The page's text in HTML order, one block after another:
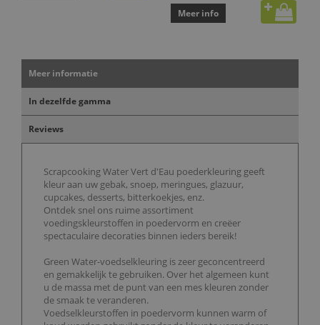
Meer info
Meer informatie
In dezelfde gamma
Reviews
Scrapcooking Water Vert d'Eau poederkleuring geeft
kleur aan uw gebak, snoep, meringues, glazuur,
cupcakes, desserts, bitterkoekjes, enz.
Ontdek snel ons ruime assortiment
voedingskleurstoffen in poedervorm en creëer
spectaculaire decoraties binnen ieders bereik!
Green Water-voedselkleuring is zeer geconcentreerd
en gemakkelijk te gebruiken. Over het algemeen kunt
u de massa met de punt van een mes kleuren zonder
de smaak te veranderen.
Voedselkleurstoffen in poedervorm kunnen warm of